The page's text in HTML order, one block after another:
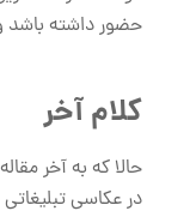
حضور داشته باشد
کلام آخر
حالا که به آخر
در عکاسی تبلیغاتی